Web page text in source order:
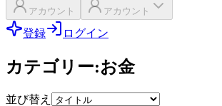
アカウント アカウント
登録 ログイン
カテゴリー:お金
並び替え